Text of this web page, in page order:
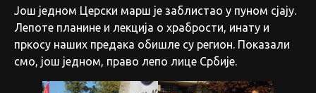
Још једном Церски марш је заблистао у пуном сјају.
Лепоте планине и лекција о храбрости, инату и
пркосу наших предака обишле су регион. Показали
смо, још једном, право лепо лице Србије.